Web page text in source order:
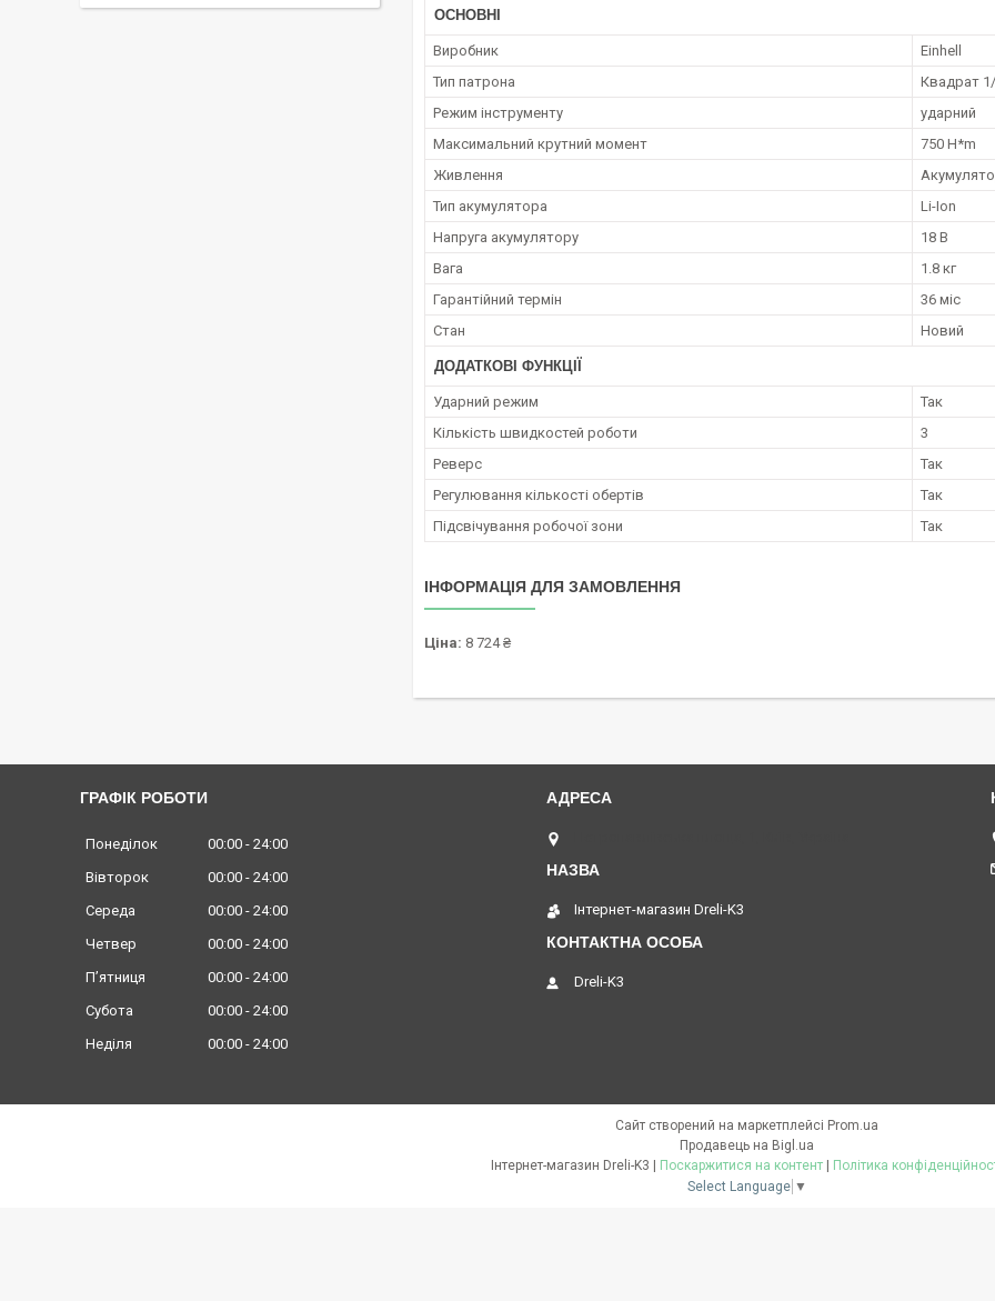
ОСНОВНІ
Виробник
Einhell
Тип патрона
Квадрат
Режим інструменту
ударний
Максимальний крутний момент
750 H*m
Живлення
Тип акумулятора
Li-Ion
Напруга акумулятору
18 В
Вага
1.8 кг
Гарантійний термін
36 міс
Стан
Новий
ДОДАТКОВІ ФУНКЦІЇ
Ударний режим
Так
Кількість швидкостей роботи
3
Реверс
Так
Регулювання кількості обертів
Так
Підсвічування робочої зони
Так
ІНФОРМАЦІЯ ДЛЯ ЗАМОВЛЕННЯ
Ціна: 8 724 ₴
ГРАФІК РОБОТИ
Понеділок 00:00
24:00
Вівторок
00:00
24:00
Середа
00:00
24:00
Четвер
00:00
24:00
Пʼятниця
00:00
24:00
Субота
00:00
24:00
Неділя
00:00 24:00
Інтернет-магазин Dreli-K3
Dreli-K3
Сайт створений на маркетплейсі Prom.ua
Продавець на Bigl.ua
Поскаржитися на контент
Політика
Select Language ▼